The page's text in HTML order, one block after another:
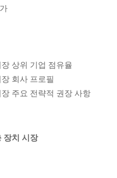
상위 기업 점유율
회사 프로필
주요 전략적 권장 사항
장치 시장